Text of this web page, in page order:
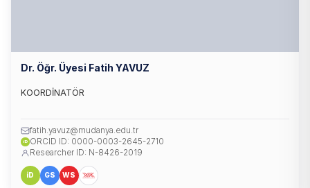
Dr. Öğr. Üyesi Fatih YAVUZ
KOORDİNATÖR
fatih.yavuz@mudanya.edu.tr
iD ORCID ID: 0000-0003-2645-2710
Researcher ID: N-8426-2019
iD GS WS